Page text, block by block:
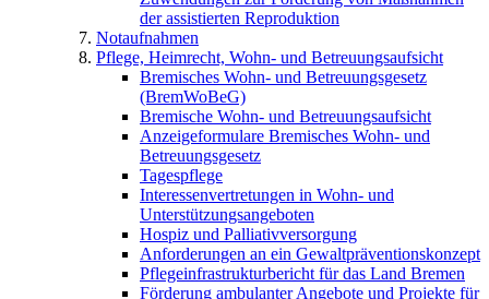
der assistierten Reproduktion
Notaufnahmen
Pflege, Heimrecht, Wohn- und Betreuungsaufsicht
Bremisches Wohn- und Betreuungsgesetz
(BremWoBeG)
Bremische Wohn- und Betreuungsaufsicht
Anzeigeformulare Bremisches Wohn- und
Betreuungsgesetz
Tagespflege
Interessenvertretungen in Wohn- und
Unterstützungsangeboten
Hospiz und Palliativversorgung
Anforderungen an ein Gewaltpräventionskonzept
Pflegeinfrastrukturbericht für das Land Bremen
Förderung ambulanter Angebote und Projekte für